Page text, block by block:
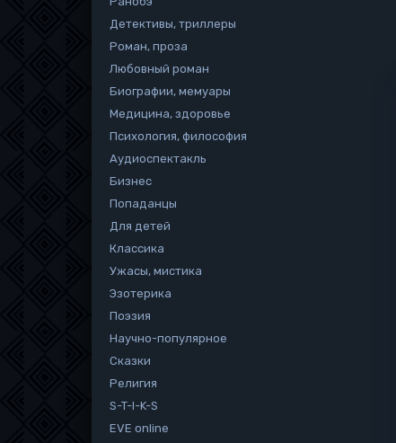
Детективы, триллеры
Роман, проза
Любовный роман
Биографии, мемуары
Медицина, здоровье
Психология, философия
Аудиоспектакль
Бизнес
Попаданцы
Для детей
Классика
Ужасы, мистика
Эзотерика
Поэзия
Научно-популярное
Сказки
Религия
S-T-I-K-S
EVE online